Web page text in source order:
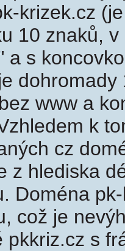
krizek.cz
10 znaků,
a s
www a
k
cz
z hlediska
Doména
což je
pkkriz.cz s